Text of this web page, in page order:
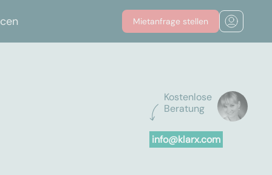
Mietanfrage stellen
Kostenlose
Beratung
info@klarx.com